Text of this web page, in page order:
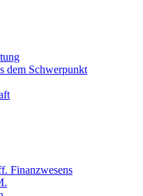
dem Schwerpunkt
Finanzwesens